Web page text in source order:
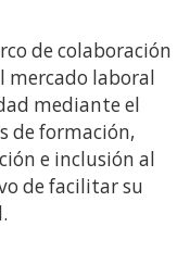
de colaboración
mercado laboral
mediante el
de formación,
e inclusión al
de facilitar su